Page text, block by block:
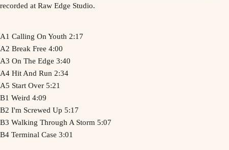
recorded at Raw Edge Studio.
A1 Calling On Youth 2:17
A2 Break Free 4:00
A3 On The Edge 3:40
A4 Hit And Run 2:34
A5 Start Over 5:21
B1 Weird 4:09
B2 I'm Screwed Up 5:17
B3 Walking Through A Storm 5:07
B4 Terminal Case 3:01